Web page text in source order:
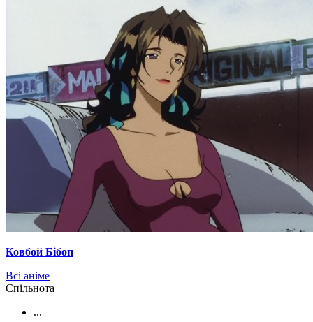
Ковбой Бібоп
Всі аніме
Cпільнота
...